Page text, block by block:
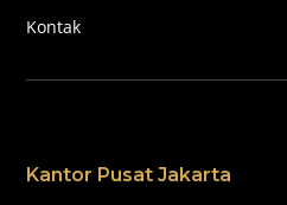
Kontak
Kantor Pusat Jakarta